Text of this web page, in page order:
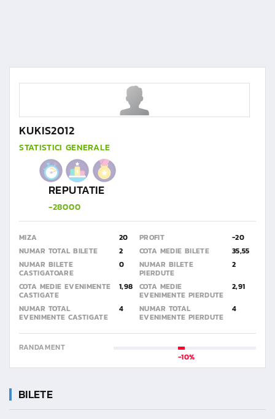
KUKIS2012
STATISTICI GENERALE
REPUTATIE
-28000
MIZA 20 PROFIT
-20
NUMAR TOTAL BILETE
2 COTA MEDIE BILETE
35,55
NUMAR BILETE
CASTIGATOARE
0 NUMAR BILETE
PIERDUTE
2
COTA MEDIE EVENIMENTE
CASTIGATE
1,98 COTA MEDIE
EVENIMENTE PIERDUTE
2,91
NUMAR TOTAL
EVENIMENTE CASTIGATE
4 NUMAR TOTAL
EVENIMENTE PIERDUTE
4
RANDAMENT
-10%
BILETE